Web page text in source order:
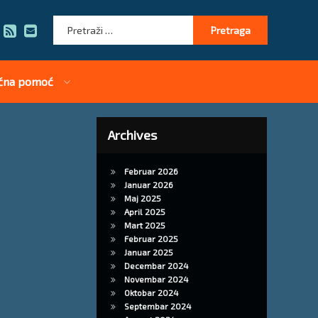
RSSE-mail
Pretraga:
pomoć
Archives
Februar 2026
Januar 2026
Maj 2025
April 2025
Mart 2025
Februar 2025
Januar 2025
Decembar 2024
Novembar 2024
Oktobar 2024
Septembar 2024